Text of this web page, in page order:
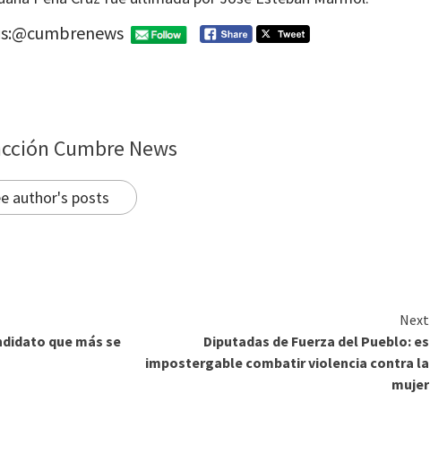
Cumbre News
author's posts
que más se
Next
Diputadas de Fuerza del Pueblo: es
impostergable combatir violencia contra la
mujer